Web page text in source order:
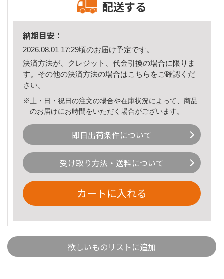
配送する
納期目安：
2026.08.01 17:29頃のお届け予定です。
決済方法が、クレジット、代金引換の場合に限りま
す。その他の決済方法の場合はこちら をご確認くだ
さい。
※土・日・祝日の注文の場合や在庫状況によって、商品
のお届けにお時間をいただく場合がございます。
即日出荷条件について
受け取り方法・送料について
カートに入れる
欲しいものリストに追加